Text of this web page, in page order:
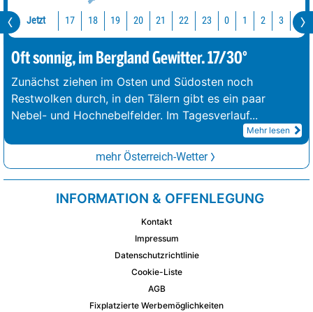
Jetzt 17 18 19 20 21 22 23 0 1 2 3 4
Oft sonnig, im Bergland Gewitter. 17/30°
Zunächst ziehen im Osten und Südosten noch
Restwolken durch, in den Tälern gibt es ein paar
Nebel- und Hochnebelfelder. Im Tagesverlauf...
Mehr lesen
mehr Österreich-Wetter
INFORMATION & OFFENLEGUNG
Kontakt
Impressum
Datenschutzrichtlinie
Cookie-Liste
AGB
Fixplatzierte Werbemöglichkeiten